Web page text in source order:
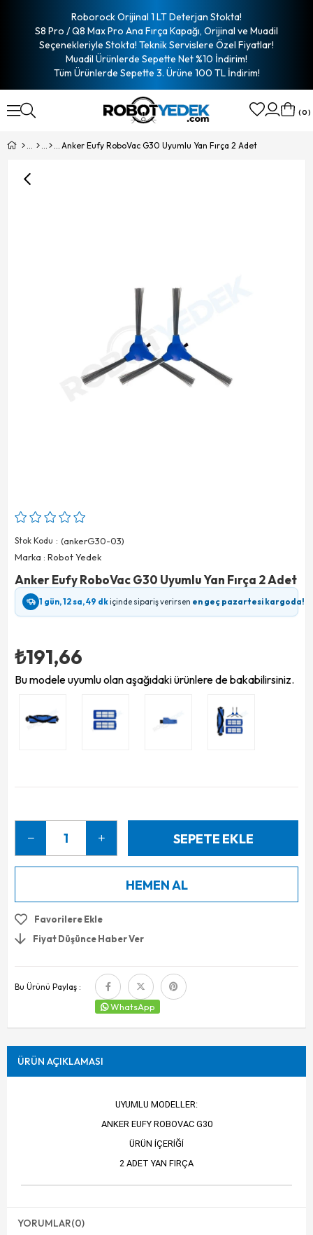
Roborock Orijinal 1 LT Deterjan Stokta!
S8 Pro / Q8 Max Pro Ana Fırça Kapağı, Orijinal ve Muadil
Seçenekleriyle Stokta! Teknik Servislere Özel Fiyatlar!
Muadil Ürünlerde Sepette Net %10 İndirim!
Tüm Ürünlerde Sepette 3. Ürüne 100 TL İndirim!
0
Anker Eufy RoboVac G30 Uyumlu Yan Fırça 2 Adet
Stok Kodu
(ankerG30-03)
Marka : Robot Yedek
Anker Eufy RoboVac G30 Uyumlu Yan Fırça 2 Adet
1 gün, 12 sa, 49 dkiçinde sipariş verirsen en geç pazartesi kargoda!
₺191,66
Bu modele uyumlu olan aşağıdaki ürünlere de bakabilirsiniz.
Favorilere Ekle
Fiyat Düşünce Haber Ver
Bu Ürünü Paylaş :
WhatsApp
ÜRÜN AÇIKLAMASI
UYUMLU MODELLER:
ANKER EUFY ROBOVAC G30
ÜRÜN İÇERİĞİ
2 ADET YAN FIRÇA
YORUMLAR(0)